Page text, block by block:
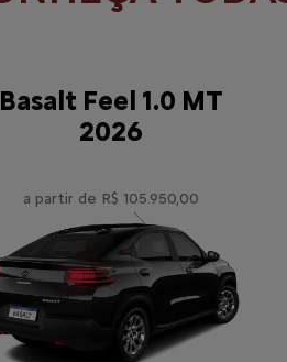
Basalt Feel 1.0 MT
2026
a partir de R$ 105.950,00